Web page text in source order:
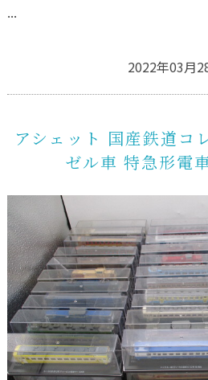
...
2022年03月
アシェット 国産鉄道コ
ゼル車 特急形電